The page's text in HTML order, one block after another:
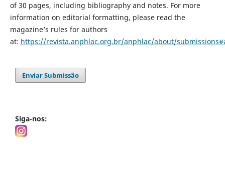
of 30 pages, including bibliography and notes. For more
information on editorial formatting, please read the
magazine’s rules for authors
at: https://revista.anphlac.org.br/anphlac/about/
Enviar Submissão
Siga-nos: